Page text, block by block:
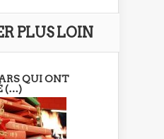
PLUS LOIN
QUI ONT
(…)